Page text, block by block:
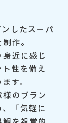
したスーパ
作。
身近に感じ
性を備え
す。
のブラン
「気軽に